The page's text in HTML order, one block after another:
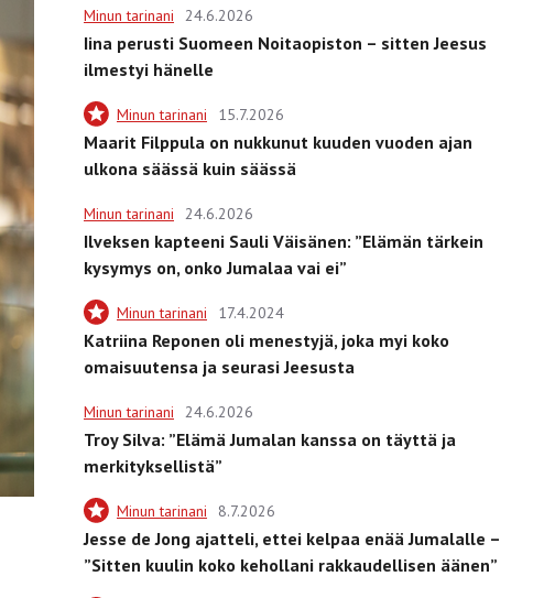
Minun tarinani 24.6.2026
Iina perusti Suomeen Noitaopiston – sitten Jeesus
ilmestyi hänelle
Minun tarinani 15.7.2026
Maarit Filppula on nukkunut kuuden vuoden ajan
ulkona säässä kuin säässä
Minun tarinani 24.6.2026
Ilveksen kapteeni Sauli Väisänen: ”Elämän tärkein
kysymys on, onko Jumalaa vai ei”
Minun tarinani 17.4.2024
Katriina Reponen oli menestyjä, joka myi koko
omaisuutensa ja seurasi Jeesusta
Minun tarinani 24.6.2026
Troy Silva: ”Elämä Jumalan kanssa on täyttä ja
merkityksellistä”
Minun tarinani 8.7.2026
Jesse de Jong ajatteli, ettei kelpaa enää Jumalalle –
”Sitten kuulin koko kehollani rakkaudellisen äänen”